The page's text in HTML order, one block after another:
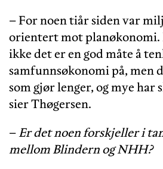
– For noen tiår siden var
orientert mot planøkonomi.
ikke det er en god måte å
samfunnsøkonomi på, men
som gjør lenger, og mye har
sier Thøgersen.
–Er det noen forskjeller i
mellom Blindern og NHH?